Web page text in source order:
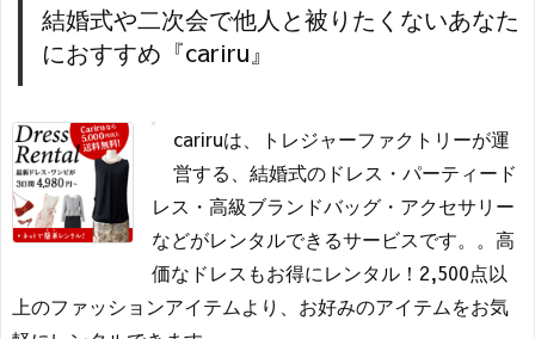
結婚式や二次会で他人と被りたくないあなた
におすすめ『cariru』
cariruは、トレジャーファクトリーが運
営する、結婚式のドレス・パーティード
レス・高級ブランドバッグ・アクセサリー
などがレンタルできるサービスです。。高
価なドレスもお得にレンタル！2,500点以
上のファッションアイテムより、お好みのアイテムをお気